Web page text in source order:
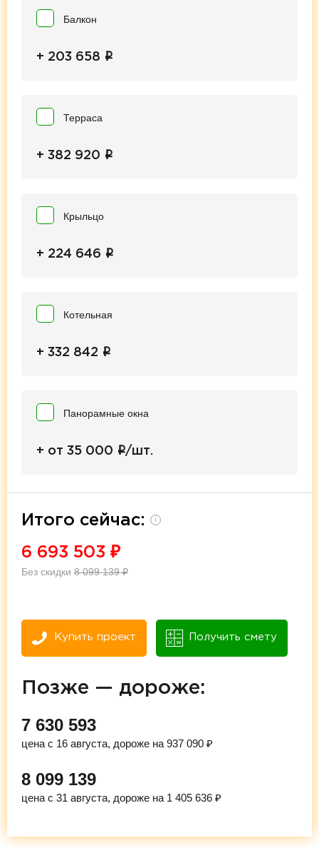
Балкон
+ 203 658 i
Терраса
+ 382 920 i
Крыльцо
+ 224 646 i
Котельная
+ 332 842 i
Панорамные окна
+ от 35 000 i/шт.
Итого сейчас: i
6 693 503 ₽
Без скидки 8 099 139₽
Купить проект Получить смету
Позже — дороже:
7 630 593
цена с 16 августа, дороже на 937 090 ₽
8 099 139
цена с 31 августа, дороже на 1 405 636 ₽